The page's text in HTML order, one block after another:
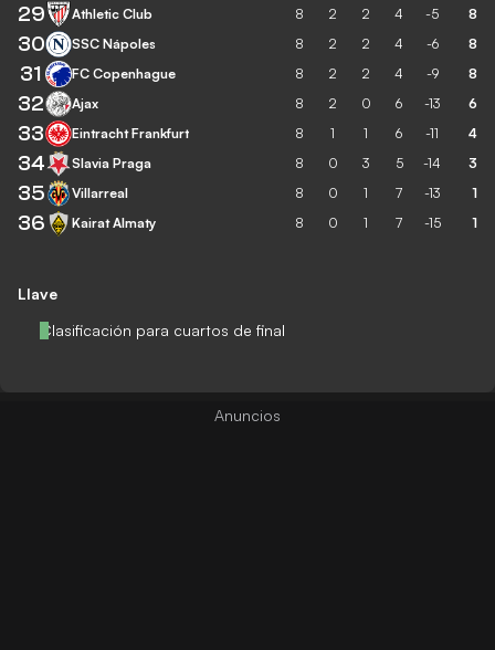
Llave
Clasificación para cuartos de final
29 Athletic Club 8 2 2 4 -5 8
30 SSC Nápoles 8 2 2 4 -6 8
31 FC Copenhague 8 2 2 4 -9 8
32 Ajax 8 2 0 6 -13 6
33 Eintracht Frankfurt 8 1 1 6 -11 4
34 Slavia Praga 8 0 3 5 -14 3
35 Villarreal 8 0 1 7 -13 1
36 Kairat Almaty 8 0 1 7 -15 1